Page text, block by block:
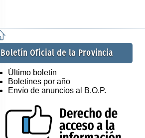
Boletín Oficial de la Provincia
Último boletín
Boletines por año
Envío de anuncios al B.O.P.